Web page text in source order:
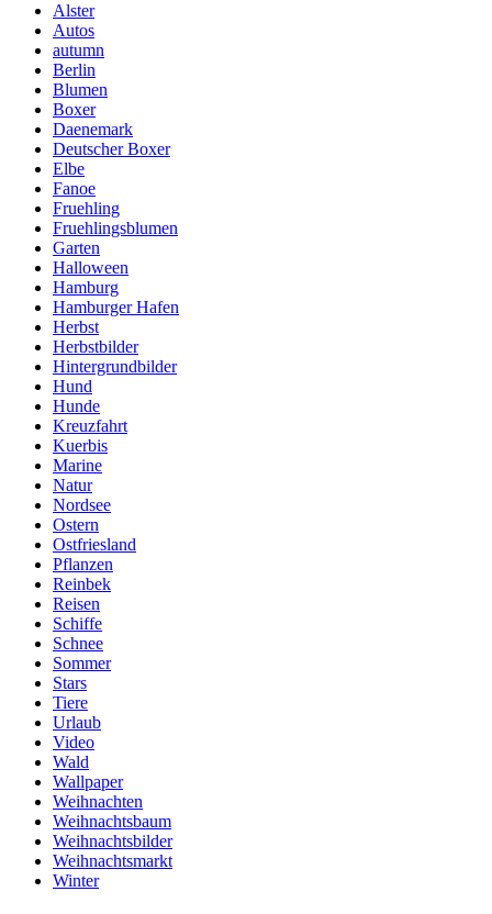
Alster
Autos
autumn
Berlin
Blumen
Boxer
Daenemark
Deutscher Boxer
Elbe
Fanoe
Fruehling
Fruehlingsblumen
Garten
Halloween
Hamburg
Hamburger Hafen
Herbst
Herbstbilder
Hintergrundbilder
Hund
Hunde
Kreuzfahrt
Kuerbis
Marine
Natur
Nordsee
Ostern
Ostfriesland
Pflanzen
Reinbek
Reisen
Schiffe
Schnee
Sommer
Stars
Tiere
Urlaub
Video
Wald
Wallpaper
Weihnachten
Weihnachtsbaum
Weihnachtsbilder
Weihnachtsmarkt
Winter